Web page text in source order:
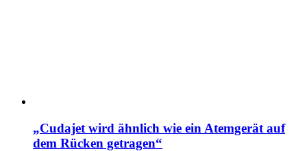
„Cudajet wird ähnlich wie ein Atemgerät auf
dem Rücken getragen“